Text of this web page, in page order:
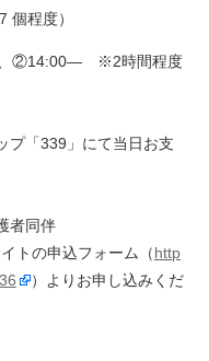
個程度）
②14:00— ※2時間程度
「339」にて当日お支
者同伴
トの申込フォーム（http
）よりお申し込みくだ